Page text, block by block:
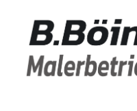
springen